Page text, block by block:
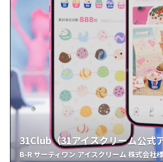
31Club（31アイスクリーム公式
B-R サーティワン アイスクリーム 株式会社様